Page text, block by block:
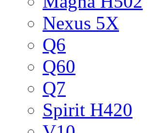
Nexus 5X
Q6
Q60
Q7
Spirit H420